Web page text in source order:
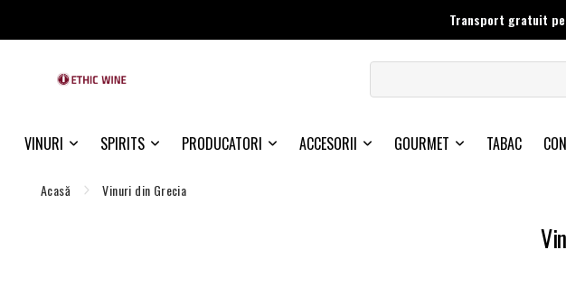
Transport gratuit
VINURI SPIRITS PRODUCATORI ACCESORII GOURMET TABAC
Acasă Vinuri din Grecia